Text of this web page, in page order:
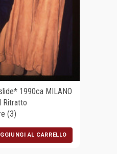
1990ca MILANO
Ritratto
(3)
AL CARRELLO